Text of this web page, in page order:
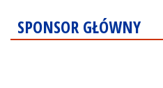
SPONSOR GŁÓWNY